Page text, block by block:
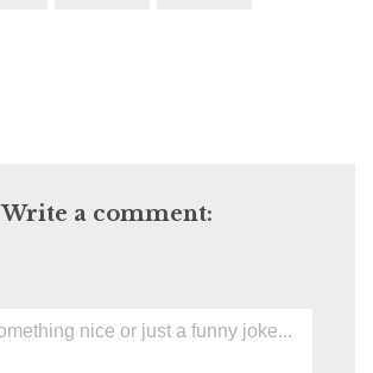
Write a comment: